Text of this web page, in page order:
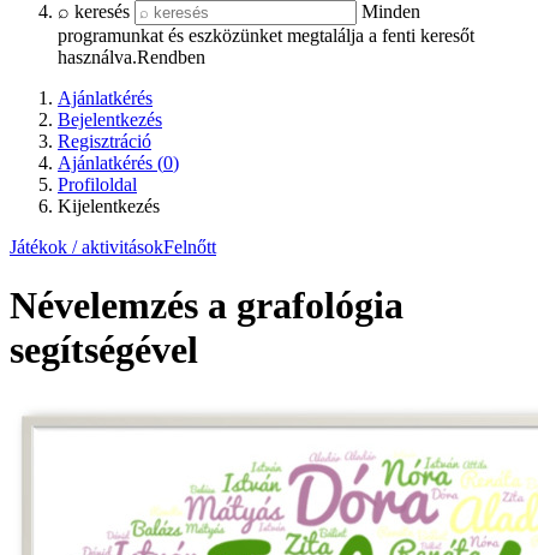
⌕ keresés
Minden
programunkat és eszközünket megtalálja a fenti keresőt
használva.Rendben
Ajánlatkérés
Bejelentkezés
Regisztráció
Ajánlatkérés (0)
Profiloldal
Kijelentkezés
Játékok / aktivitásokFelnőtt
Névelemzés a grafológia
segítségével